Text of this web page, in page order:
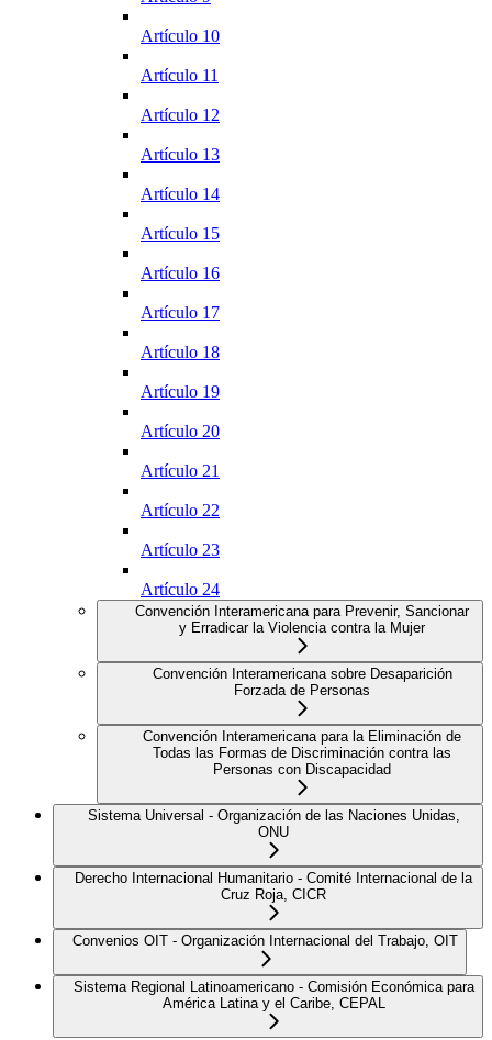
Artículo 10
Artículo 11
Artículo 12
Artículo 13
Artículo 14
Artículo 15
Artículo 16
Artículo 17
Artículo 18
Artículo 19
Artículo 20
Artículo 21
Artículo 22
Artículo 23
Artículo 24
Convención Interamericana para Prevenir, Sancionar
y Erradicar la Violencia contra la Mujer
Convención Interamericana sobre Desaparición
Forzada de Personas
Convención Interamericana para la Eliminación de
Todas las Formas de Discriminación contra las
Personas con Discapacidad
Sistema Universal - Organización de las Naciones Unidas,
ONU
Derecho Internacional Humanitario - Comité Internacional de la
Cruz Roja, CICR
Convenios OIT - Organización Internacional del Trabajo, OIT
Sistema Regional Latinoamericano - Comisión Económica para
América Latina y el Caribe, CEPAL